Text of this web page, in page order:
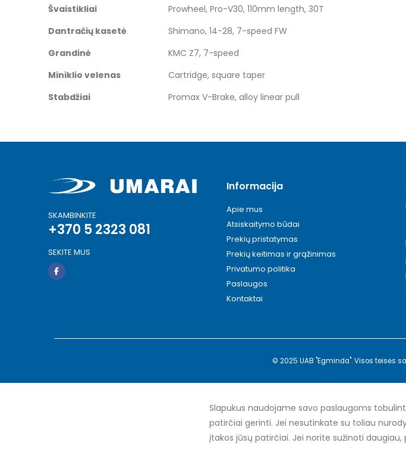
Švaistikliai
Prowheel, Pro-V30, 110mm length, 30T
Dantračių kasetė
Shimano, 14-28, 7-speed FW
Grandinė
KMC Z7, 7-speed
Miniklio velenas
Cartridge, square taper
Stabdžiai
Promax V-Brake, alloy linear pull
SKAMBINKITE
+370 5 2323 081
SEKITE MUS
Informacija
Apie mus
Atsiskaitymo būdai
Prekių pristatymas
Prekių keitimas ir grąžinimas
Privatumo politika
Paslaugos
Kontaktai
© 2025 UAB "Egminda". Visos teisės
Slapukus naudojame savo paslaugoms
patirčiai gerinti. Jei nesutinkate su toliau
įtakos jūsų patirčiai. Jei norite sužinoti daugiau,